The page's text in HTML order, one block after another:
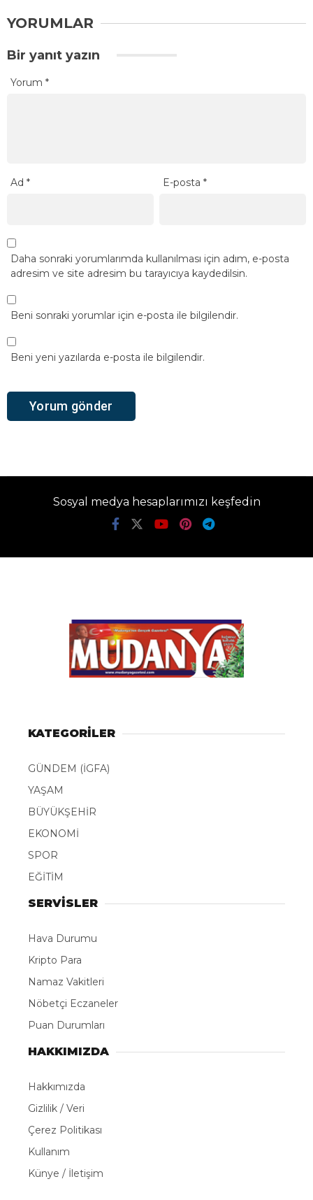
YORUMLAR
Bir yanıt yazın
Yorum *
Ad * E-posta*
Daha sonraki yorumlarımda kullanılması için adım, e-posta
adresim ve site adresim bu tarayıcıya kaydedilsin.
Beni sonraki yorumlar için e-posta ile bilgilendir.
Beni yeni yazılarda e-posta ile bilgilendir.
Sosyal medya hesaplarımızı keşfedin
KATEGORİLER
GÜNDEM (İGFA)
YAŞAM
BÜYÜKŞEHİR
EKONOMİ
SPOR
EĞİTİM
SERVİSLER
Hava Durumu
Kripto Para
Namaz Vakitleri
Nöbetçi Eczaneler
Puan Durumları
HAKKIMIZDA
Hakkımızda
Gizlilik / Veri
Çerez Politikası
Kullanım
Künye / İletişim